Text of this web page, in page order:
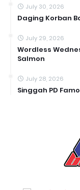
July 30, 2026
Daging Korban
July 29, 2026
Wordless
Salmon
July 28, 2026
Singgah PD